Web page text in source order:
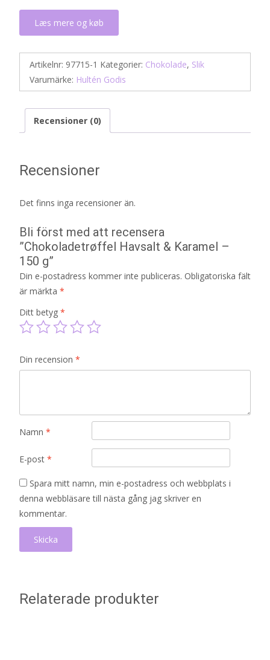
Læs mere og køb
Artikelnr: 97715-1 Kategorier: Chokolade, Slik
Varumärke: Hultén Godis
Recensioner (0)
Recensioner
Det finns inga recensioner än.
Bli först med att recensera
”Chokoladetrøffel Havsalt & Karamel –
150 g”
Din e-postadress kommer inte publiceras. Obligatoriska fält
är märkta *
Ditt betyg *
Din recension *
Namn *
E-post *
Spara mitt namn, min e-postadress och webbplats i
denna webbläsare till nästa gång jag skriver en
kommentar.
Relaterade produkter